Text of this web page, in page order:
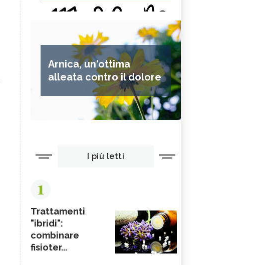
Arnica, un'ottima
alleata contro il dolore
I più letti
1
Trattamenti
"ibridi":
combinare
fisioter...